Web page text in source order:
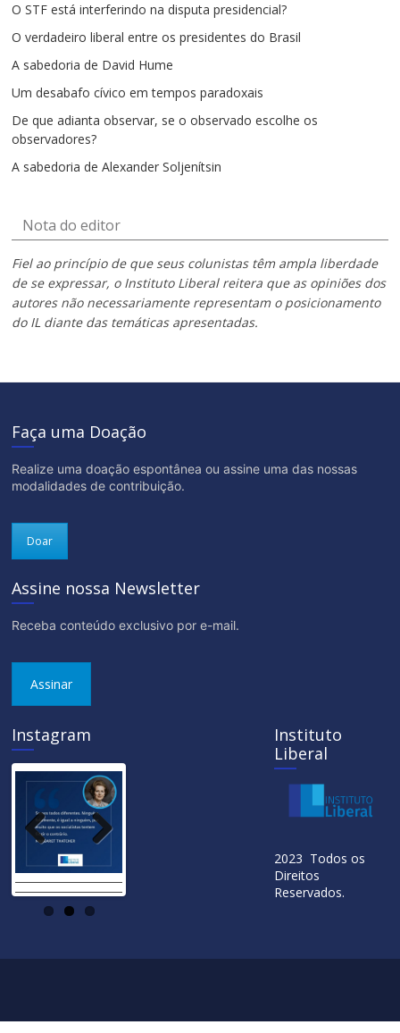
O STF está interferindo na disputa presidencial?
O verdadeiro liberal entre os presidentes do Brasil
A sabedoria de David Hume
Um desabafo cívico em tempos paradoxais
De que adianta observar, se o observado escolhe os
observadores?
A sabedoria de Alexander Soljenítsin
Nota do editor
Fiel ao princípio de que seus colunistas têm ampla liberdade
de se expressar, o Instituto Liberal reitera que as opiniões dos
autores não necessariamente representam o posicionamento
do IL diante das temáticas apresentadas.
Faça uma Doação
Realize uma doação espontânea ou assine uma das nossas
modalidades de contribuição.
Doar
Assine nossa Newsletter
Receba conteúdo exclusivo por e-mail.
Assinar
Instagram
ous
Instituto
Liberal
2023 Todos os
Direitos
Reservados.